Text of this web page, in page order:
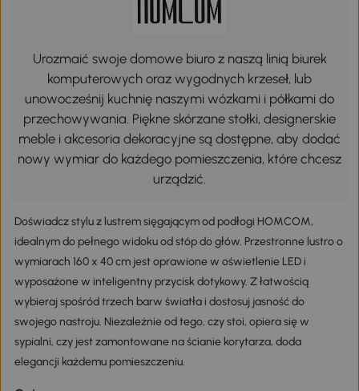
Urozmaić swoje domowe biuro z naszą linią biurek
komputerowych oraz wygodnych krzeseł, lub
unowocześnij kuchnię naszymi wózkami i półkami do
przechowywania. Piękne skórzane stołki, designerskie
meble i akcesoria dekoracyjne są dostępne, aby dodać
nowy wymiar do każdego pomieszczenia, które chcesz
urządzić.
Doświadcz stylu z lustrem sięgającym od podłogi HOMCOM,
idealnym do pełnego widoku od stóp do głów. Przestronne lustro o
wymiarach 160 x 40 cm jest oprawione w oświetlenie LED i
wyposażone w inteligentny przycisk dotykowy. Z łatwością
wybieraj spośród trzech barw światła i dostosuj jasność do
swojego nastroju. Niezależnie od tego, czy stoi, opiera się w
sypialni, czy jest zamontowane na ścianie korytarza, doda
elegancji każdemu pomieszczeniu.